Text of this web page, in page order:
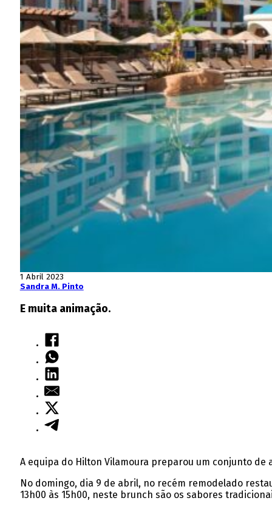
1 Abril 2023
Sandra M. Pinto
E muita animação.
A equipa do Hilton Vilamoura preparou um conjunto
No domingo, dia 9 de abril, no recém remodelado
13h00 às 15h00, neste brunch são os sabores